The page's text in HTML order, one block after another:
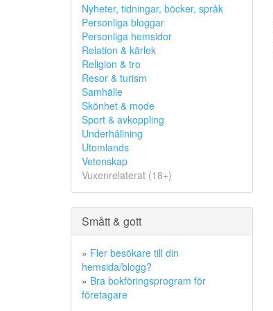
Nyheter, tidningar, böcker, språk
Personliga bloggar
Personliga hemsidor
Relation & kärlek
Religion & tro
Resor & turism
Samhälle
Skönhet & mode
Sport & avkoppling
Underhållning
Utomlands
Vetenskap
Vuxenrelaterat (18+)
Smått & gott
» Fler besökare till din
hemsida/blogg?
» Bra bokföringsprogram för
företagare